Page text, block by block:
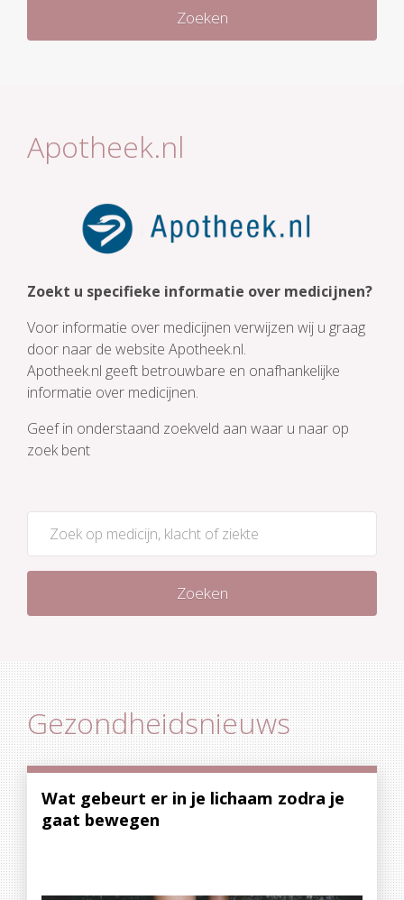
Zoeken
Apotheek.nl
Zoekt u specifieke informatie over medicijnen?
Voor informatie over medicijnen verwijzen wij u graag
door naar de website Apotheek.nl.
Apotheek.nl geeft betrouwbare en onafhankelijke
informatie over medicijnen.
Geef in onderstaand zoekveld aan waar u naar op
zoek bent
Zoeken
Gezondheidsnieuws
Wat gebeurt er in je lichaam zodra je
gaat bewegen